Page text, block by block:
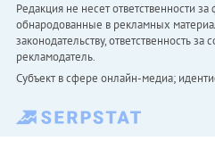
Редакция не несет ответственности
обнародованные в рекламных
законодательству, ответственность
рекламодатель.
Субъект в сфере онлайн-медиа;